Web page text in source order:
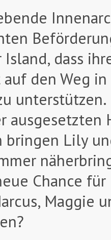
Island, dass
den Weg
bringen Lily
Chance
Maggie